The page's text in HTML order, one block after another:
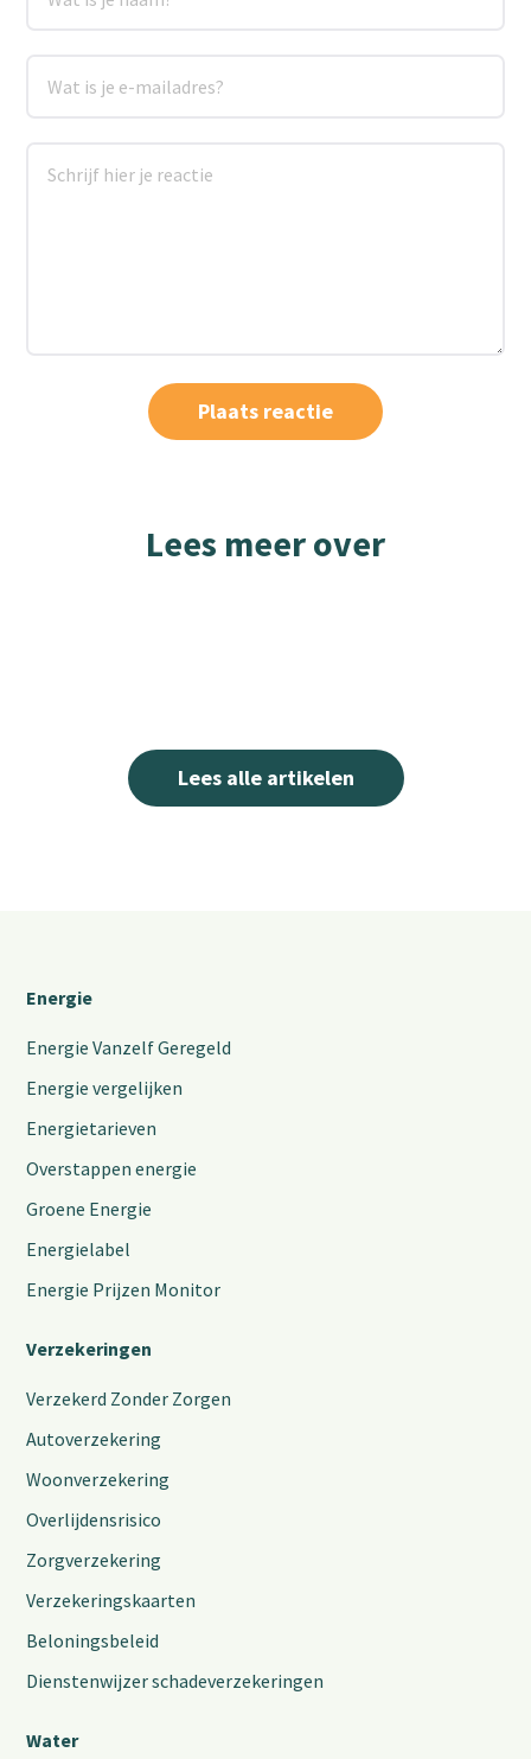
Lees meer over
Lees alle artikelen
Energie
Energie Vanzelf Geregeld
Energie vergelijken
Energietarieven
Overstappen energie
Groene Energie
Energielabel
Energie Prijzen Monitor
Verzekeringen
Verzekerd Zonder Zorgen
Autoverzekering
Woonverzekering
Overlijdensrisico
Zorgverzekering
Verzekeringskaarten
Beloningsbeleid
Dienstenwijzer schadeverzekeringen
Water